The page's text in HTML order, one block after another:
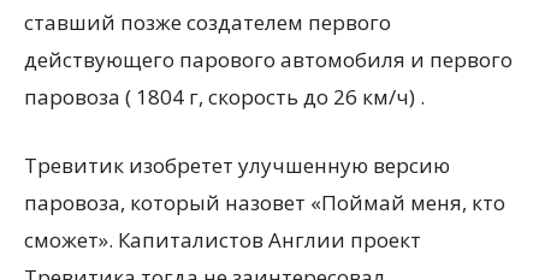
ставший позже создателем первого
действующего парового автомобиля и первого
паровоза ( 1804 г, скорость до 26 км/ч) .
Тревитик изобретет улучшенную версию
паровоза, который назовет «Поймай меня, кто
сможет». Капиталистов Англии проект